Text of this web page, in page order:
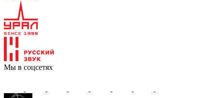
Мы в соцсетях